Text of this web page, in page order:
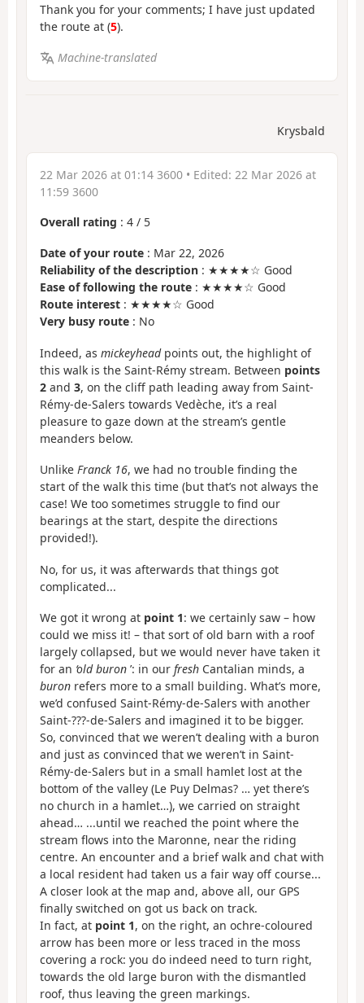
Thank you for your comments; I have just updated
the route at (5).
Machine-translated
Krysbald
22 Mar 2026 at 01:14 3600 • Edited: 22 Mar 2026 at
11:59 3600
Overall rating : 4 / 5
Date of your route : Mar 22, 2026
Reliability of the description : ★★★★☆ Good
Ease of following the route : ★★★★☆ Good
Route interest : ★★★★☆ Good
Very busy route : No
Indeed, as mickeyheadpoints out, the highlight of
this walk is the Saint-Rémy stream. Between points
2 and 3, on the cliff path leading away from Saint-
Rémy-de-Salers towards Vedèche, it’s a real
pleasure to gaze down at the stream’s gentle
meanders below.
Unlike Franck 16, we had no trouble finding the
start of the walk this time (but that’s not always the
case! We too sometimes struggle to find our
bearings at the start, despite the directions
provided!).
No, for us, it was afterwards that things got
complicated...
We got it wrong at point 1: we certainly saw – how
could we miss it! – that sort of old barn with a roof
largely collapsed, but we would never have taken it
for an ‘old buron ’: in our fresh Cantalian minds, a
buron refers more to a small building. What’s more,
we’d confused Saint-Rémy-de-Salers with another
Saint-???-de-Salers and imagined it to be bigger.
So, convinced that we weren’t dealing with a buron
and just as convinced that we weren’t in Saint-
Rémy-de-Salers but in a small hamlet lost at the
bottom of the valley (Le Puy Delmas? … yet there’s
no church in a hamlet…), we carried on straight
ahead… ...until we reached the point where the
stream flows into the Maronne, near the riding
centre. An encounter and a brief walk and chat with
a local resident had taken us a fair way off course...
A closer look at the map and, above all, our GPS
finally switched on got us back on track.
In fact, at point 1, on the right, an ochre-coloured
arrow has been more or less traced in the moss
covering a rock: you do indeed need to turn right,
towards the old large buron with the dismantled
roof, thus leaving the green markings.